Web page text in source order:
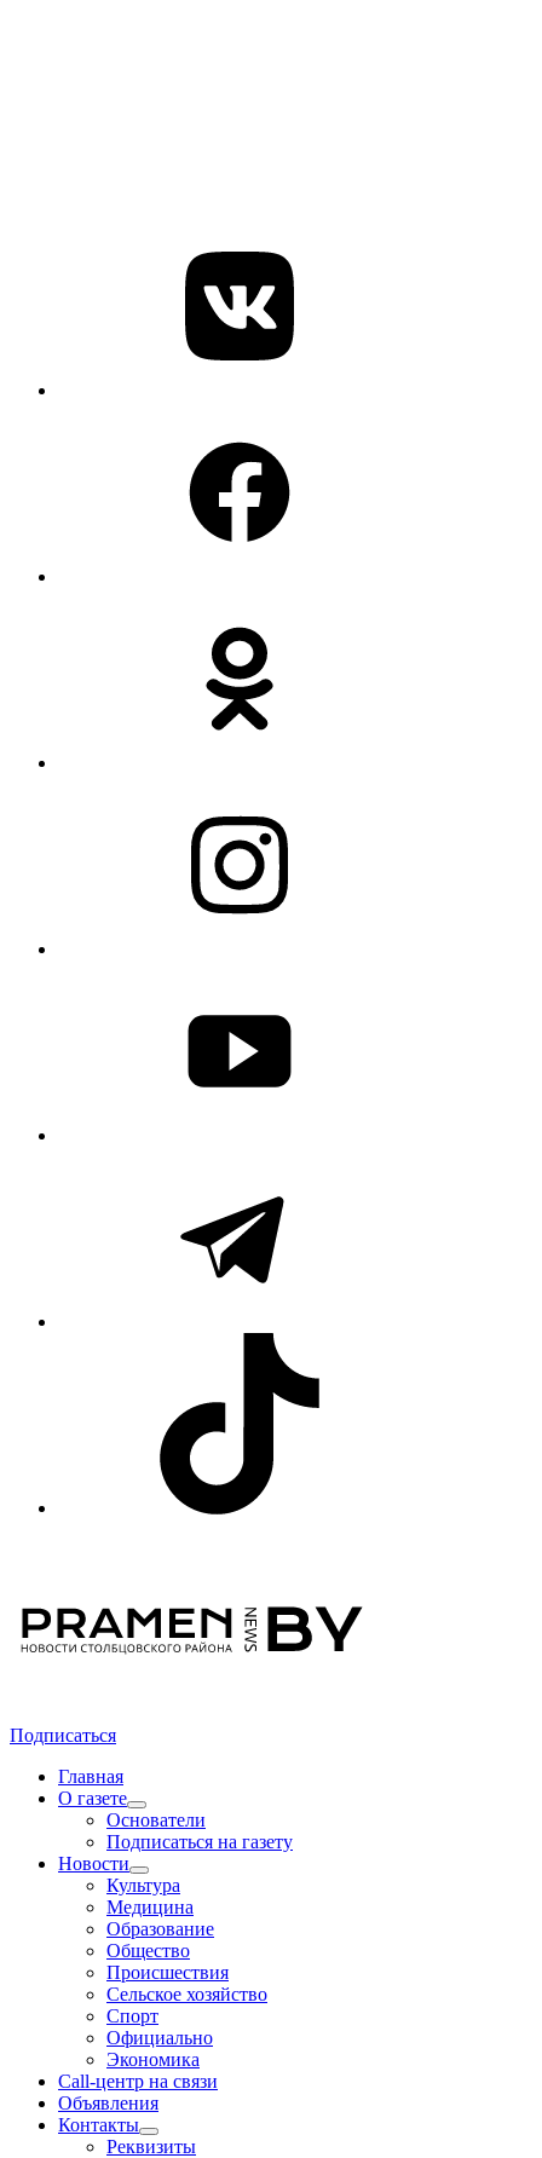
Подписаться
Главная
О газете
Основатели
Подписаться на газету
Новости
Культура
Медицина
Образование
Общество
Происшествия
Сельское хозяйство
Спорт
Официально
Экономика
Call-центр на связи
Объявления
Контакты
Реквизиты